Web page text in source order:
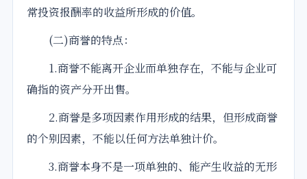
常投资报酬率的收益所形成的价值。
(二)商誉的特点：
1.商誉不能离开企业而单独存在，不能与企业可
确指的资产分开出售。
2.商誉是多项因素作用形成的结果，但形成商誉
的个别因素，不能以任何方法单独计价。
3.商誉本身不是一项单独的、能产生收益的无形